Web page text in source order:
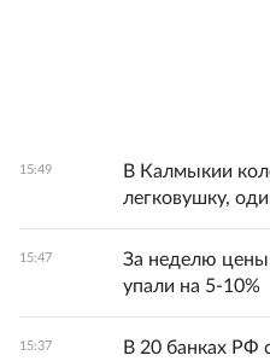
15:49
В Калмыкии
легковушку,
15:47
За неделю цены
упали на 5-10%
15:37
В 20 банках РФ